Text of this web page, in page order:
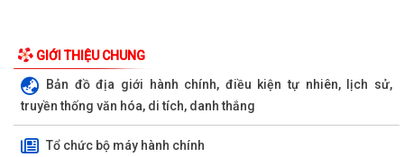
GIỚI THIỆU CHUNG
Bản đồ địa giới hành chính, điều kiện tự nhiên, lịch sử,
truyền thống văn hóa, di tích, danh thắng
Tổ chức bộ máy hành chính